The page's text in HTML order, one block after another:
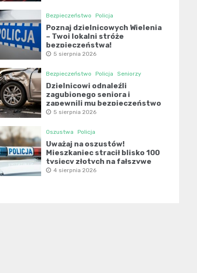
Bezpieczeństwo Policja
Poznaj dzielnicowych Wielenia
– Twoi lokalni stróże
bezpieczeństwa!
5 sierpnia 2026
Bezpieczeństwo Policja Seniorzy
Dzielnicowi odnaleźli
zagubionego seniora i
zapewnili mu bezpieczeństwo
5 sierpnia 2026
Oszustwa Policja
Uważaj na oszustów!
Mieszkaniec stracił blisko 100
tysięcy złotych na fałszywe
inwestycje
4 sierpnia 2026